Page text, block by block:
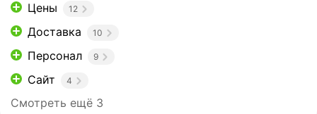
Цены 12
Доставка 10
Персонал 9
Сайт 4
Смотреть ещё 3